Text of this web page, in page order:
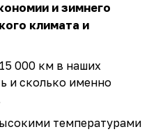
и зимнего
климата и
000 км в наших
и сколько именно
температурами